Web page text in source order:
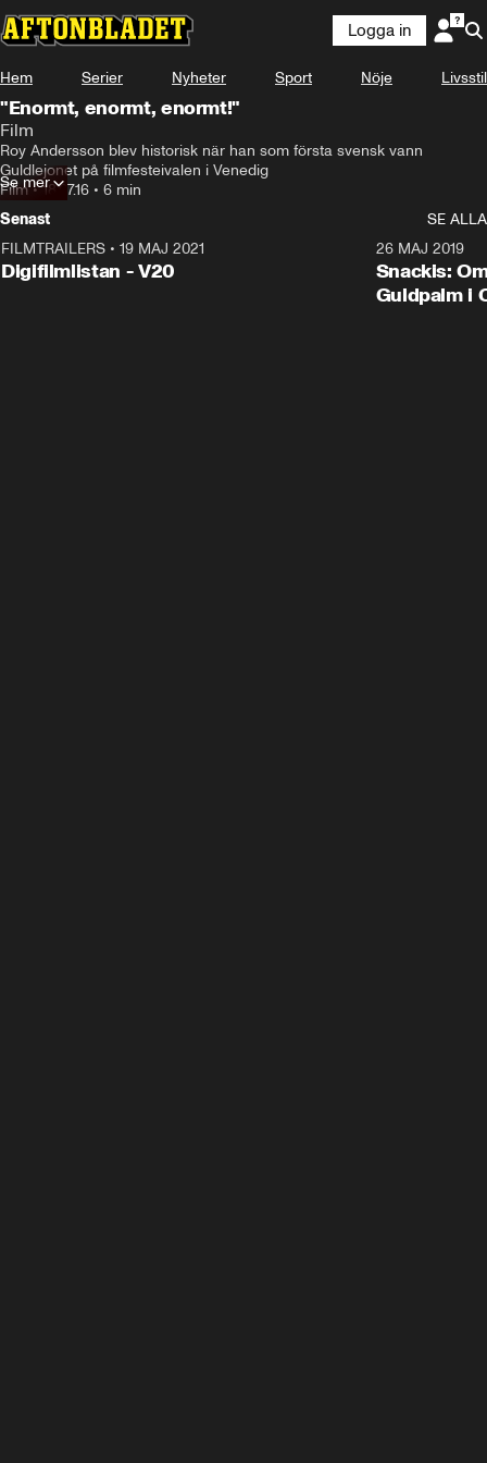
Logga in
Hem Serier Nyheter Sport Nöje Livsstil
"Enormt, enormt, enormt!"
Film
Roy Andersson blev historisk när han som första svensk vann
Guldlejonet på filmfesteivalen i Venedig
Film•18.07.16 • 6 min
Se mer
Senast
SE ALLA
FILMTRAILERS • 19 MAJ 2021
Digifilmlistan - V20
26 MAJ 2019
Snackis:
Guldpalm i